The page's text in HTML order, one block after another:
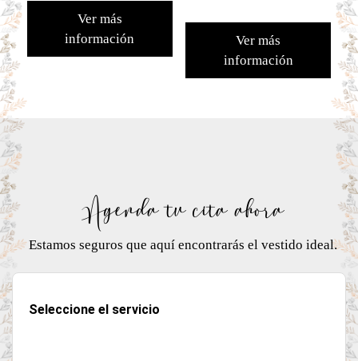
Ver más
información
Ver más
información
Agenda tu cita ahora
Estamos seguros que aquí encontrarás el vestido ideal.
Seleccione el servicio